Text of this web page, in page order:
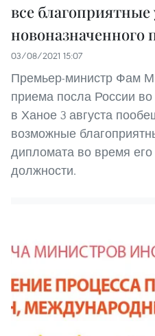
все благоприятные
новоназначенного
03/08/2021 15:07
Премьер-министр Фам
приема посла России
в Ханое 3 августа
возможные
дипломата во время
должности.